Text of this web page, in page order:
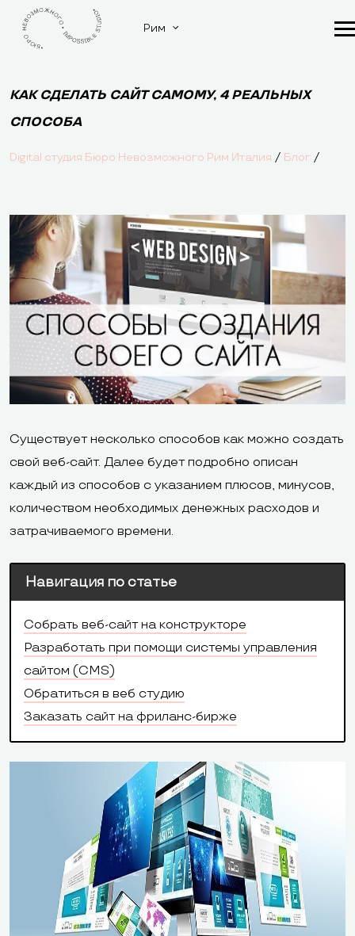
Рим
КАК СДЕЛАТЬ САЙТ САМОМУ, 4 РЕАЛЬНЫХ
СПОСОБА
Digital студия Бюро Невозможного Рим Италия / Блог /
Существует несколько способов как можно создать
свой веб-сайт. Далее будет подробно описан
каждый из способов с указанием плюсов, минусов,
количеством необходимых денежных расходов и
затрачиваемого времени.
Навигация по статье
Собрать веб-сайт на конструкторе
Разработать при помощи системы управления
сайтом (CMS)
Обратиться в веб студию
Заказать сайт на фриланс-бирже